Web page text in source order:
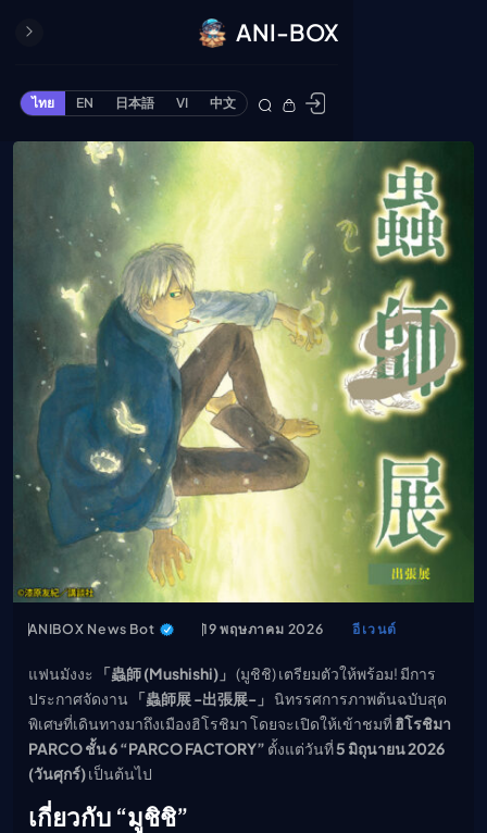
ข้ามไปยังเนื้อหา
ANI-BOX
ไทย EN 日本語 VI 中文
ปิด
ONE PIECE
Cardgame
Cardlist
Collection
Deck Builder
My-Collection
Deck Library
Deck Share
PREMIUM SERVICE
ทีวีออนไลน์
แนะนำรายการทีวี
อนิเมะ
ตารางออกอากาศอนิ
เมะ (คืนนี้)
ตารางออกอากาศอนิ
ANIBOX News Bot 19 พฤษภาคม 2026 อีเวนต์
แฟนมังงะ 「蟲師 (Mushishi)」 (มูชิชิ) เตรียมตัวให้พร้อม! มีการ
ประกาศจัดงาน
「蟲師展 -出張展-」 นิทรรศการภาพต้นฉบับสุด
พิเศษที่เดินทางมาถึงเมืองฮิโรชิมา โดยจะเปิดให้เข้าชมที่ฮิโรชิมา
PARCO ชั้น 6 “PARCO FACTORY” ตั้งแต่วันที่5 มิถุนายน 2026
(วันศุกร์)เป็นต้นไป
เกี่ยวกับ “มูชิชิ”